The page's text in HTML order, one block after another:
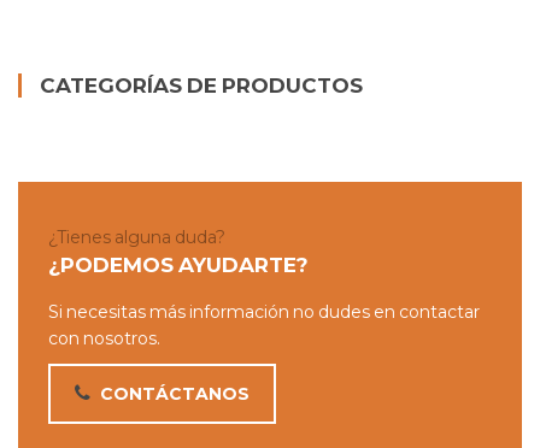
CATEGORÍAS DE PRODUCTOS
¿Tienes alguna duda?
¿PODEMOS AYUDARTE?
Si necesitas más información no dudes en contactar
con nosotros.
CONTÁCTANOS